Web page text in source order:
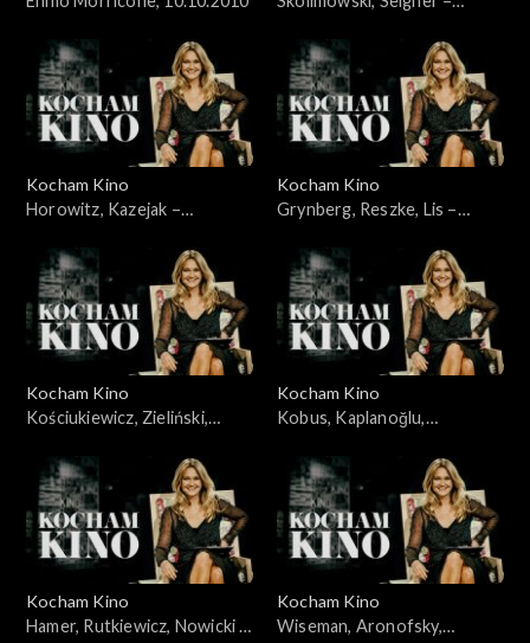
Kocham Kino
Horowitz, Kazejak –
Kocham Kino
Grynberg, Reszke, Lis –
Kocham Kino
Kościukiewicz, Zieliński,
Kocham Kino
Kobus, Kaplanoğlu,
21.11.2010
Kocham Kino
Hamer, Rutkiewicz, Nowicki –
Kocham Kino
Wiseman, Aronofsky,